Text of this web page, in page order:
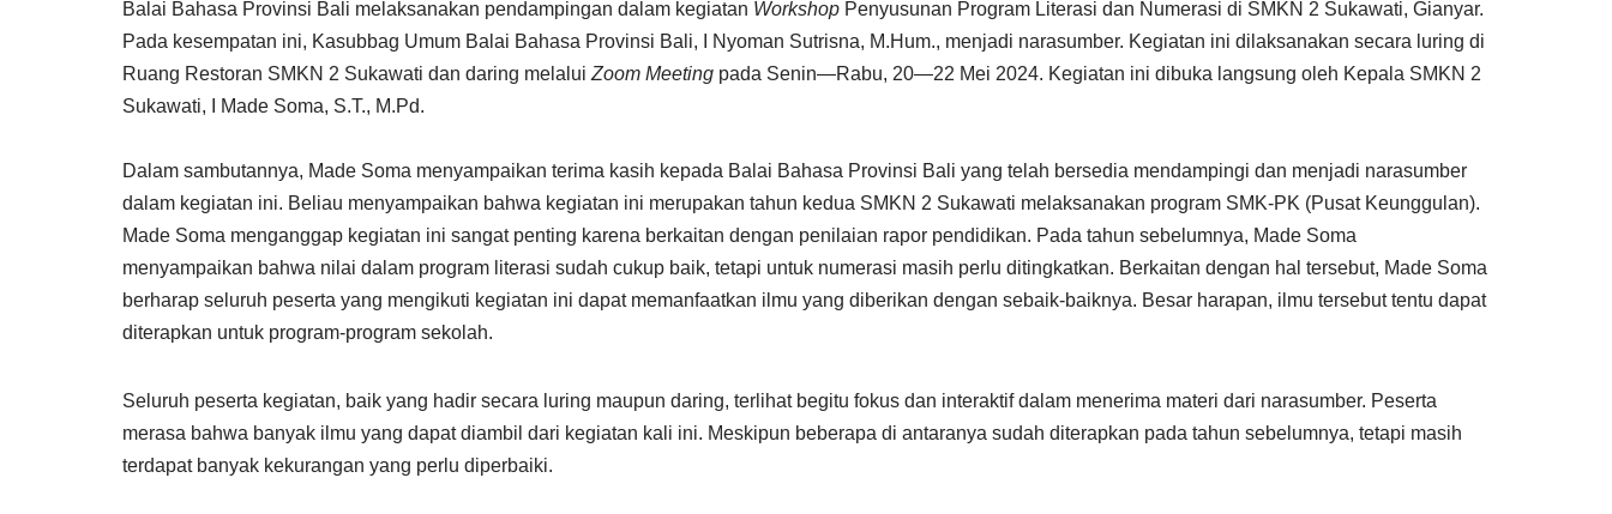
Balai Bahasa Provinsi Bali melaksanakan pendampingan dalam kegiatan Workshop Penyusunan Program Literasi dan Numerasi di SMKN 2 Sukawati, Gianyar.
Pada kesempatan ini, Kasubbag Umum Balai Bahasa Provinsi Bali, I Nyoman Sutrisna, M.Hum., menjadi narasumber. Kegiatan ini dilaksanakan secara luring di
Ruang Restoran SMKN 2 Sukawati dan daring melalui Zoom Meeting pada Senin—Rabu, 20—22 Mei 2024. Kegiatan ini dibuka langsung oleh Kepala SMKN 2
Sukawati, I Made Soma, S.T., M.Pd.
Dalam sambutannya, Made Soma menyampaikan terima kasih kepada Balai Bahasa Provinsi Bali yang telah bersedia mendampingi dan menjadi narasumber
dalam kegiatan ini. Beliau menyampaikan bahwa kegiatan ini merupakan tahun kedua SMKN 2 Sukawati melaksanakan program SMK-PK (Pusat Keunggulan).
Made Soma menganggap kegiatan ini sangat penting karena berkaitan dengan penilaian rapor pendidikan. Pada tahun sebelumnya, Made Soma
menyampaikan bahwa nilai dalam program literasi sudah cukup baik, tetapi untuk numerasi masih perlu ditingkatkan. Berkaitan dengan hal tersebut, Made Soma
berharap seluruh peserta yang mengikuti kegiatan ini dapat memanfaatkan ilmu yang diberikan dengan sebaik-baiknya. Besar harapan, ilmu tersebut tentu dapat
diterapkan untuk program-program sekolah.
Seluruh peserta kegiatan, baik yang hadir secara luring maupun daring, terlihat begitu fokus dan interaktif dalam menerima materi dari narasumber. Peserta
merasa bahwa banyak ilmu yang dapat diambil dari kegiatan kali ini. Meskipun beberapa di antaranya sudah diterapkan pada tahun sebelumnya, tetapi masih
terdapat banyak kekurangan yang perlu diperbaiki.